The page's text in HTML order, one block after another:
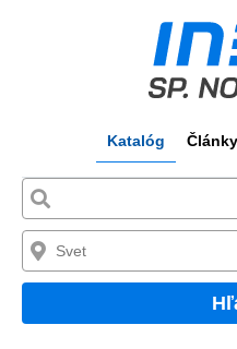
Katalóg Články